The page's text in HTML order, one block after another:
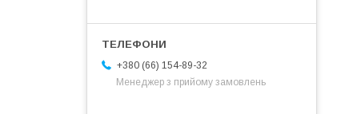
+380 (66) 154-89-32
Менеджер з прийому замовлень